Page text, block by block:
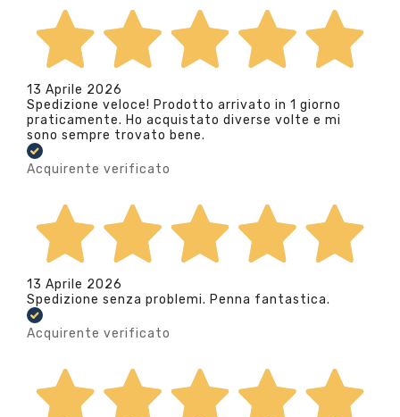
13 Aprile 2026
Spedizione veloce! Prodotto arrivato in 1 giorno
praticamente. Ho acquistato diverse volte e mi
sono sempre trovato bene.
Acquirente verificato
13 Aprile 2026
Spedizione senza problemi. Penna fantastica.
Acquirente verificato